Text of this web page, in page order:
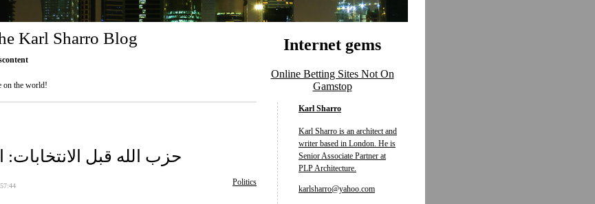
Karl Sharro Blog
on the world!
حزب الله قبل
Politics
Karl Sharro
Karl Sharro is an architect and
writer based in London. He is
Senior Associate Partner at
PLP Architecture.
karlsharro@yahoo.com
Internet gems
Online Betting Sites Not On
Gamstop